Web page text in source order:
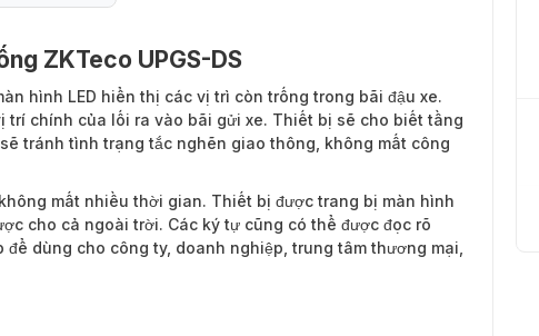
ZKTeco UPGS-DS
hình LED hiển thị các vị trì còn trống trong bãi đậu xe.
trí chính của lối ra vào bãi gửi xe. Thiết bị sẽ cho biết tầng
tránh tình trạng tắc nghẽn giao thông, không mất công
mất nhiều thời gian. Thiết bị được trang bị màn hình
cho cả ngoài trời. Các ký tự cũng có thể được đọc rõ
dùng cho công ty, doanh nghiệp, trung tâm thương mại,